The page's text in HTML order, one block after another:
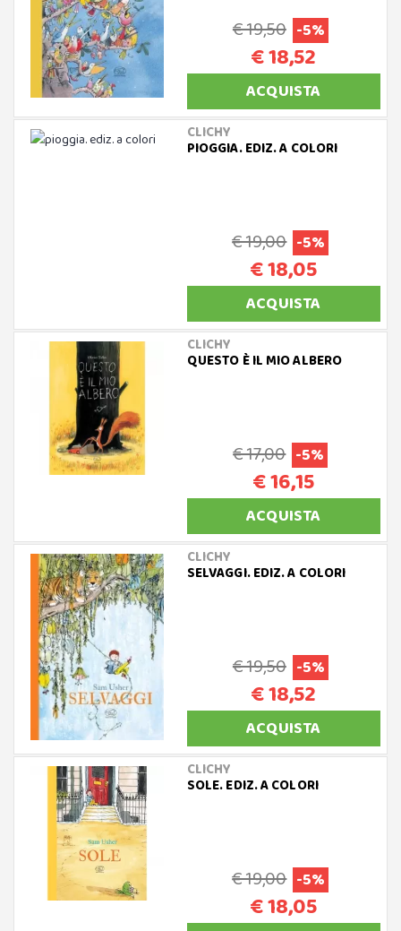
€ 19,50 -5%
€ 18,52
ACQUISTA
CLICHY
PIOGGIA. EDIZ. A COLORI
€ 19,00 -5%
€ 18,05
ACQUISTA
CLICHY
QUESTO È IL MIO ALBERO
€ 17,00 -5%
€ 16,15
ACQUISTA
CLICHY
SELVAGGI. EDIZ. A COLORI
€ 19,50 -5%
€ 18,52
ACQUISTA
CLICHY
SOLE. EDIZ. A COLORI
€ 19,00 -5%
€ 18,05